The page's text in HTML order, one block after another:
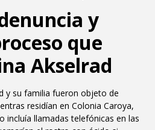
y
que
Akselrad
y su familia fueron objeto de
residían en Colonia Caroya,
incluía llamadas telefónicas en las